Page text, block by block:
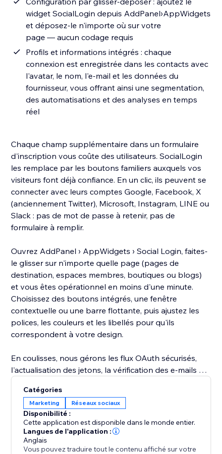
widget SocialLogin depuis AddPanel›AppWidgets
et déposez-le n'importe où sur votre
page — aucun codage requis
Profils et informations intégrés : chaque
connexion est enregistrée dans les contacts avec
l'avatar, le nom, l'e-mail et les données du
fournisseur, vous offrant ainsi une segmentation,
des automatisations et des analyses en temps
réel
Chaque champ supplémentaire dans un formulaire
d'inscription vous coûte des utilisateurs. SocialLogin
les remplace par les boutons familiers auxquels vos
visiteurs font déjà confiance. En un clic, ils peuvent se
connecter avec leurs comptes Google, Facebook, X
(anciennement Twitter), Microsoft, Instagram, LINE ou
Slack : pas de mot de passe à retenir, pas de
formulaire à remplir.
Ouvrez AddPanel › AppWidgets › Social Login, faites-
le glisser sur n'importe quelle page (pages de
destination, espaces membres, boutiques ou blogs)
et vous êtes opérationnel en moins d'une minute.
Choisissez des boutons intégrés, une fenêtre
contextuelle ou une barre flottante, puis ajustez les
polices, les couleurs et les libellés pour qu'ils
correspondent à votre design.
En coulisses, nous gérons les flux OAuth sécurisés,
l'actualisation des jetons, la vérification des e-mails et
visiteur authentifié est ajouté à vos contacts avec des
données de profil détaillées, ce qui vous permet de
segmenter vos audiences, de déclencher des
automatisations et de mesurer les taux de conversion
directement depuis votre tableau de bord.
Catégories
Marketing Réseaux sociaux
Disponibilité :
Cette application est disponible dans le monde entier.
Langues de l'application :
Anglais
Vous pouvez traduire tout le contenu affiché sur votre